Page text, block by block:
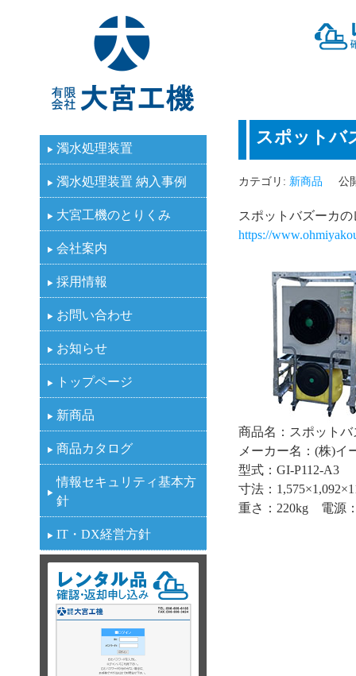
有限会社大宮工機
濁水処理装置
濁水処理装置 納入事例
大宮工機のとりくみ
会社案内
採用情報
お問い合わせ
お知らせ
トップページ
新商品
商品カタログ
情報セキュリティ基本方
針
IT・DX経営方針
スポットバ
カテゴリ: 新商品 公
スポットバズーカ
https://
商品名：スポットバ
メーカー名：(株)イ
型式：GI-P112-A3
寸法：
重さ：220kg 電源